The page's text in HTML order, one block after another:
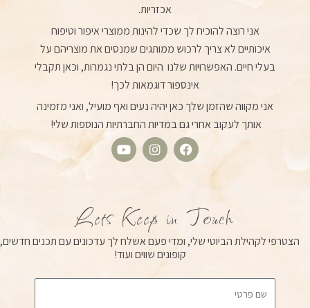
אכזריות.
אני רוצה להוכיח לך שכדי להינות ממוצרי איפור וטיפוח
איכותיים לא צריך לרכוש ממותגים שמנסים את מוצריהם על
בעלי חיים. האפשרויות שלנו היום הן בלתי נגמרות, וכאן תקבלי
אינספור דוגמאות לכך!
אני מקווה שהזמן שלך כאן יהיה נעים ואף מועיל, ואני מזמינה
אותך לעקוב אחרי גם במדיות החברתיות הנוספות שלי!
F
o
k
I
g
a
m
Y
b
e
Lets Keep in Touch
הצטרפי לקהילת הביוטי שלי, ומדי פעם אשלח לך עדכונים עם תכנים חדשים,
קופונים שווים ועוד!